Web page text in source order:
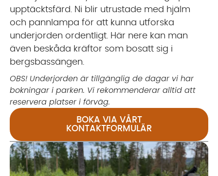
upptäcktsfärd. Ni blir utrustade med hjälm
och pannlampa för att kunna utforska
underjorden ordentligt. Här nere kan man
även beskåda kräftor som bosatt sig i
bergsbassängen.
OBS! Underjorden är tillgänglig de dagar vi har
bokningar i parken. Vi rekommenderar alltid att
reservera platser i förväg.
BOKA VIA VÅRT
KONTAKTFORMULÄR